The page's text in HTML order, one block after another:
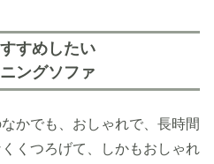
すめしたい
ングソファ
かでも、おしゃれで、長時間
くつろげて、しかもおしゃれ